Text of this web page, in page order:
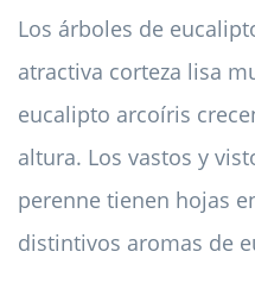
Los árboles de
atractiva corteza lisa
eucalipto arcoíris
altura. Los vastos y
perenne tienen hojas
distintivos aromas de